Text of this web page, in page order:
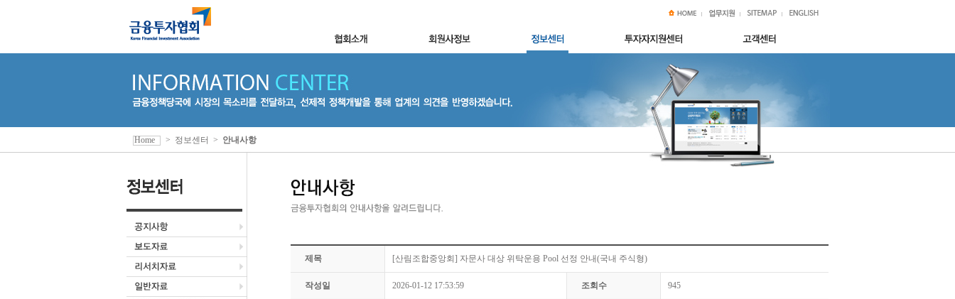
Home > 정보센터 > 안내사항
제목 [산림조합중앙회] 자문사 대상 위탁운용 Pool 선정 안내(국내 주식형)
작성일 2026-01-12 17:53:59 조회수 945